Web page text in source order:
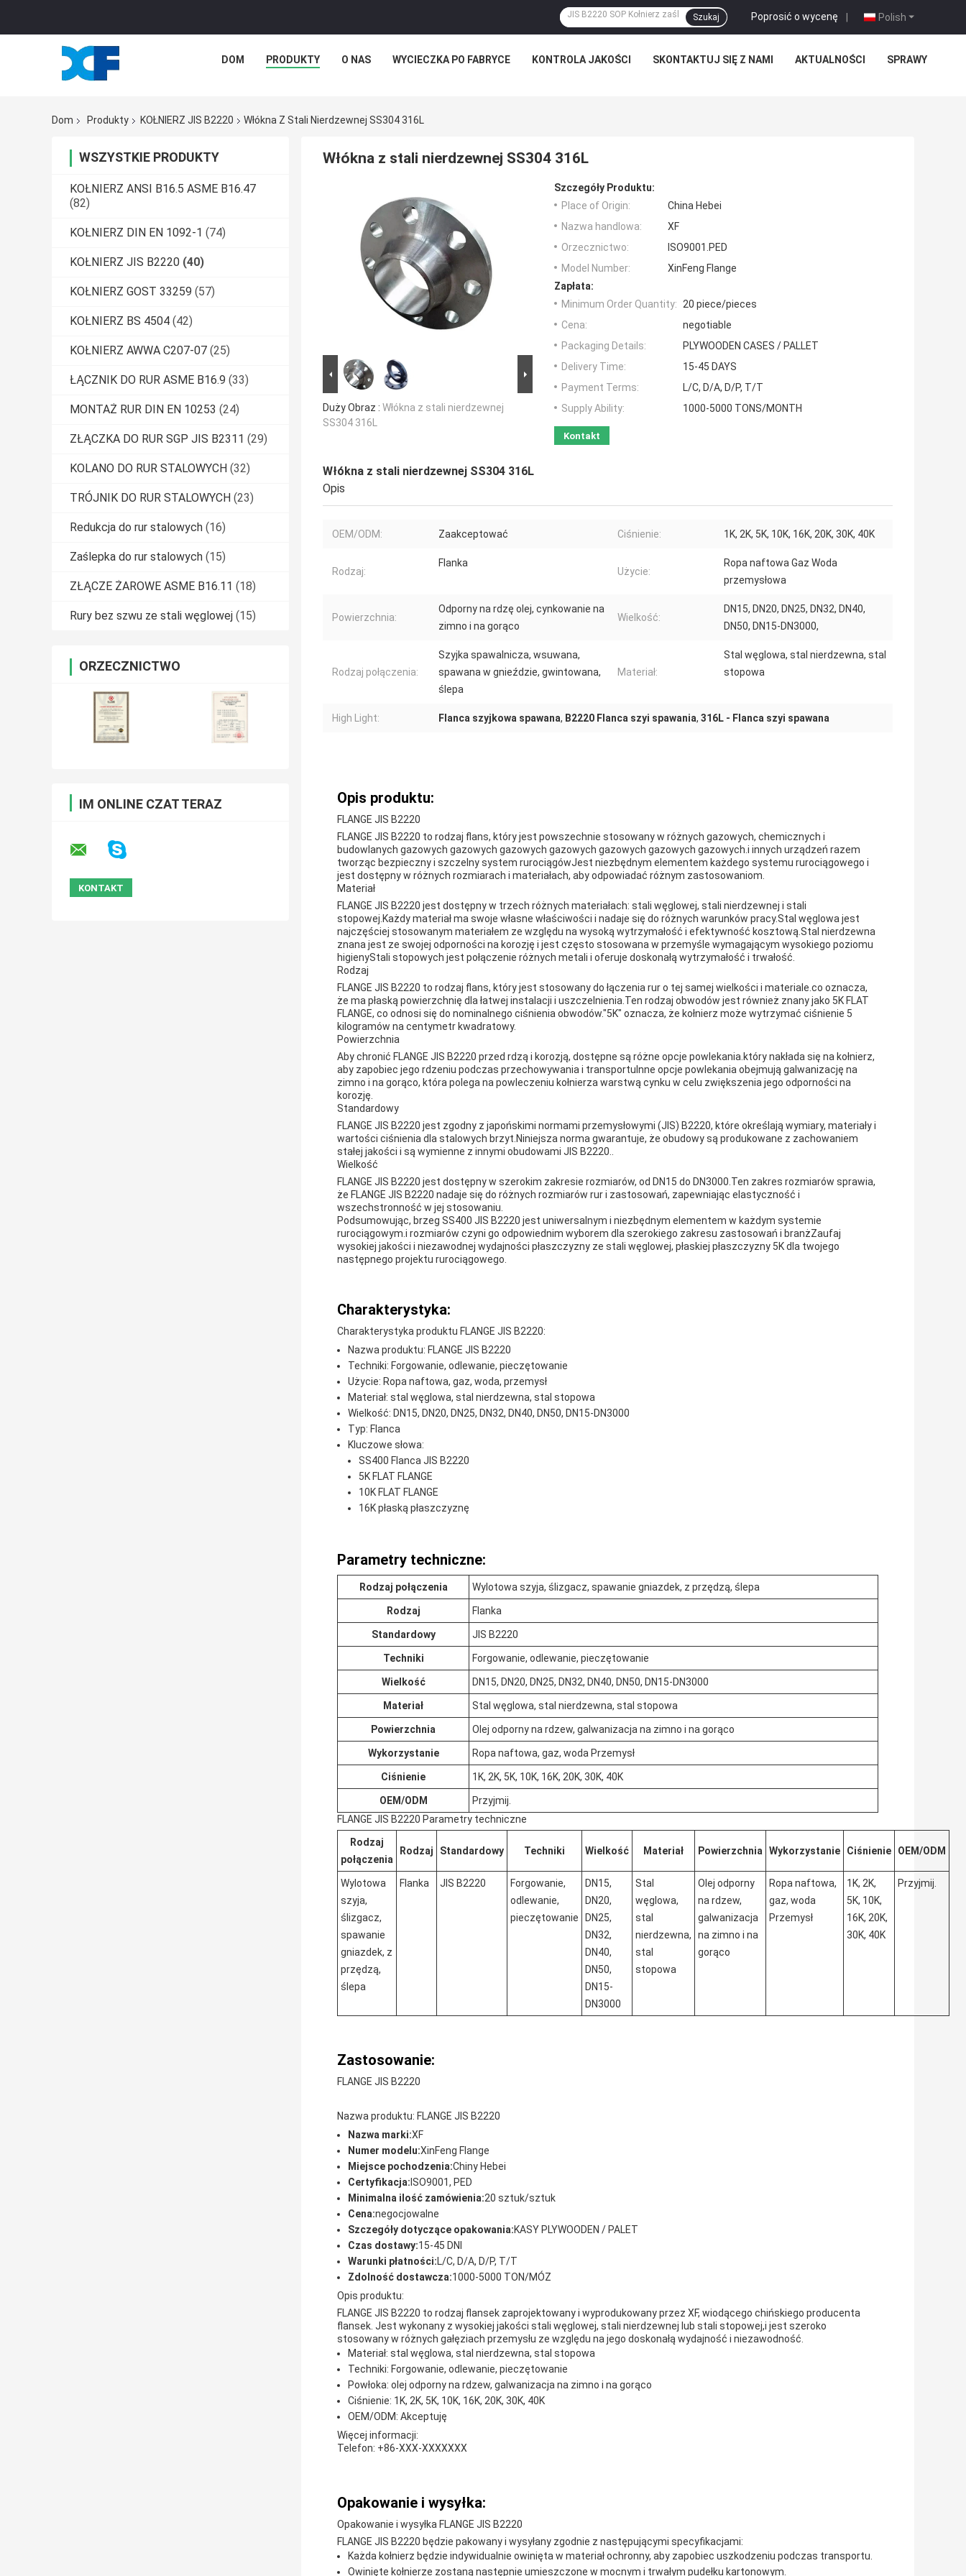
Polish
Poprosić o wycenę |
Szukaj
DOM PRODUKTY O NAS WYCIECZKA PO FABRYCE KONTROLA JAKOŚCI SKONTAKTUJ SIĘ Z NAMI AKTUALNOŚCI SPRAWY
Dom Produkty KOŁNIERZ JIS B2220 Włókna Z Stali Nierdzewnej SS304 316L
WSZYSTKIE PRODUKTY
KOŁNIERZ ANSI B16.5 ASME B16.47
(82)
KOŁNIERZ DIN EN 1092-1 (74)
KOŁNIERZ JIS B2220 (40)
KOŁNIERZ GOST 33259 (57)
KOŁNIERZ BS 4504 (42)
KOŁNIERZ AWWA C207-07 (25)
ŁĄCZNIK DO RUR ASME B16.9 (33)
MONTAŻ RUR DIN EN 10253 (24)
ZŁĄCZKA DO RUR SGP JIS B2311 (29)
KOLANO DO RUR STALOWYCH (32)
TRÓJNIK DO RUR STALOWYCH (23)
Redukcja do rur stalowych (16)
Zaślepka do rur stalowych (15)
ZŁĄCZE ŻAROWE ASME B16.11 (18)
Rury bez szwu ze stali węglowej (15)
ORZECZNICTWO
IM ONLINE CZAT TERAZ
Włókna z stali nierdzewnej SS304 316L
Duży Obraz : Włókna z stali nierdzewnej
SS304 316L
Szczegóły Produktu:
Place of Origin:
China Hebei
Nazwa handlowa:
XF
Orzecznictwo:
ISO9001.PED
Model Number:
XinFeng Flange
Zapłata:
Minimum Order Quantity: 20 piece/pieces
Cena:
negotiable
Packaging Details:
PLYWOODEN CASES / PALLET
Delivery Time:
15-45 DAYS
Payment Terms:
L/C, D/A, D/P, T/T
Supply Ability:
1000-5000 TONS/MONTH
Kontakt
Włókna z stali nierdzewnej SS304 316L
Opis
OEM/ODM: Zaakceptować Ciśnienie: 1K, 2K, 5K, 10K, 16K, 20K, 30K, 40K
Rodzaj:
Flanka
Użycie:
Ropa naftowa Gaz Woda
przemysłowa
Powierzchnia:
Odporny na rdzę olej, cynkowanie na
zimno i na gorąco
Wielkość:
DN15, DN20, DN25, DN32, DN40,
DN50, DN15-DN3000,
Rodzaj połączenia:
Szyjka spawalnicza, wsuwana,
spawana w gnieździe, gwintowana,
ślepa
Materiał:
Stal węglowa, stal nierdzewna, stal
stopowa
High Light: Flanca szyjkowa spawana, B2220 Flanca szyi spawania, 316L - Flanca szyi spawana
Opis produktu:
FLANGE JIS B2220
FLANGE JIS B2220 to rodzaj flans, który jest powszechnie stosowany w różnych gazowych, chemicznych i
budowlanych gazowych gazowych gazowych gazowych gazowych gazowych gazowych.i innych urządzeń razem
tworząc bezpieczny i szczelny system rurociągówJest niezbędnym elementem każdego systemu rurociągowego i
jest dostępny w różnych rozmiarach i materiałach, aby odpowiadać różnym zastosowaniom.
Materiał
FLANGE JIS B2220 jest dostępny w trzech różnych materiałach: stali węglowej, stali nierdzewnej i stali
stopowej.Każdy materiał ma swoje własne właściwości i nadaje się do różnych warunków pracy.Stal węglowa jest
najczęściej stosowanym materiałem ze względu na wysoką wytrzymałość i efektywność kosztową.Stal nierdzewna
znana jest ze swojej odporności na korozję i jest często stosowana w przemyśle wymagającym wysokiego poziomu
higienyStali stopowych jest połączenie różnych metali i oferuje doskonałą wytrzymałość i trwałość.
Rodzaj
FLANGE JIS B2220 to rodzaj flans, który jest stosowany do łączenia rur o tej samej wielkości i materiale.co oznacza,
że ma płaską powierzchnię dla łatwej instalacji i uszczelnienia.Ten rodzaj obwodów jest również znany jako 5K FLAT
FLANGE, co odnosi się do nominalnego ciśnienia obwodów."5K" oznacza, że kołnierz może wytrzymać ciśnienie 5
kilogramów na centymetr kwadratowy.
Powierzchnia
Aby chronić FLANGE JIS B2220 przed rdzą i korozją, dostępne są różne opcje powlekania.który nakłada się na kołnierz,
aby zapobiec jego rdzeniu podczas przechowywania i transportuInne opcje powlekania obejmują galwanizację na
zimno i na gorąco, która polega na powleczeniu kołnierza warstwą cynku w celu zwiększenia jego odporności na
korozję.
Standardowy
FLANGE JIS B2220 jest zgodny z japońskimi normami przemysłowymi (JIS) B2220, które określają wymiary, materiały i
wartości ciśnienia dla stalowych brzyt.Niniejsza norma gwarantuje, że obudowy są produkowane z zachowaniem
stałej jakości i są wymienne z innymi obudowami JIS B2220..
Wielkość
FLANGE JIS B2220 jest dostępny w szerokim zakresie rozmiarów, od DN15 do DN3000.Ten zakres rozmiarów sprawia,
że FLANGE JIS B2220 nadaje się do różnych rozmiarów rur i zastosowań, zapewniając elastyczność i
wszechstronność w jej stosowaniu.
Podsumowując, brzeg SS400 JIS B2220 jest uniwersalnym i niezbędnym elementem w każdym systemie
rurociągowym.i rozmiarów czyni go odpowiednim wyborem dla szerokiego zakresu zastosowań i branżZaufaj
wysokiej jakości i niezawodnej wydajności płaszczyzny ze stali węglowej, płaskiej płaszczyzny 5K dla twojego
następnego projektu rurociągowego.
Charakterystyka:
Charakterystyka produktu FLANGE JIS B2220:
Nazwa produktu: FLANGE JIS B2220
Techniki: Forgowanie, odlewanie, pieczętowanie
Użycie: Ropa naftowa, gaz, woda, przemysł
Materiał: stal węglowa, stal nierdzewna, stal stopowa
Wielkość: DN15, DN20, DN25, DN32, DN40, DN50, DN15-DN3000
Typ: Flanca
Kluczowe słowa:
SS400 Flanca JIS B2220
5K FLAT FLANGE
10K FLAT FLANGE
16K płaską płaszczyznę
Parametry techniczne:
Rodzaj połączenia Wylotowa szyja, ślizgacz, spawanie gniazdek, z przędzą, ślepa
Rodzaj Flanka
Standardowy JIS B2220
Techniki Forgowanie, odlewanie, pieczętowanie
Wielkość DN15, DN20, DN25, DN32, DN40, DN50, DN15-DN3000
Materiał Stal węglowa, stal nierdzewna, stal stopowa
Powierzchnia Olej odporny na rdzew, galwanizacja na zimno i na gorąco
Wykorzystanie Ropa naftowa, gaz, woda Przemysł
Ciśnienie 1K, 2K, 5K, 10K, 16K, 20K, 30K, 40K
OEM/ODM
Przyjmij.
FLANGE JIS B2220 Parametry techniczne
Rodzaj
połączenia
Rodzaj Standardowy Techniki Wielkość Materiał Powierzchnia Wykorzystanie Ciśnienie OEM/ODM
Wylotowa
szyja,
ślizgacz,
spawanie
gniazdek, z
przędzą,
ślepa
Flanka JIS B2220
Forgowanie,
odlewanie,
pieczętowanie
DN15,
DN20,
DN25,
DN32,
DN40,
DN50,
DN15-
DN3000
Stal
węglowa,
stal
nierdzewna,
stal
stopowa
Olej odporny
na rdzew,
galwanizacja
na zimno i na
gorąco
Ropa naftowa,
gaz, woda
Przemysł
1K, 2K,
5K, 10K,
16K, 20K,
30K, 40K
Przyjmij.
Zastosowanie:
FLANGE JIS B2220
Nazwa produktu: FLANGE JIS B2220
Nazwa marki:XF
Numer modelu:XinFeng Flange
Miejsce pochodzenia:Chiny Hebei
Certyfikacja: ISO9001, PED
Minimalna ilość zamówienia:20 sztuk/sztuk
Cena:negocjowalne
Szczegóły dotyczące opakowania:KASY PLYWOODEN / PALET
Czas dostawy:15-45 DNI
Warunki płatności:L/C, D/A, D/P, T/T
Zdolność dostawcza:1000-5000 TON/MÓZ
Opis produktu:
FLANGE JIS B2220 to rodzaj flansek zaprojektowany i wyprodukowany przez XF, wiodącego chińskiego producenta
flansek. Jest wykonany z wysokiej jakości stali węglowej, stali nierdzewnej lub stali stopowej,i jest szeroko
stosowany w różnych gałęziach przemysłu ze względu na jego doskonałą wydajność i niezawodność.
Materiał: stal węglowa, stal nierdzewna, stal stopowa
Techniki: Forgowanie, odlewanie, pieczętowanie
Powłoka: olej odporny na rdzew, galwanizacja na zimno i na gorąco
Ciśnienie: 1K, 2K, 5K, 10K, 16K, 20K, 30K, 40K
OEM/ODM: Akceptuję
Więcej informacji:
Telefon: +86-XXX-XXXXXXX
Opakowanie i wysyłka:
Opakowanie i wysyłka FLANGE JIS B2220
FLANGE JIS B2220 będzie pakowany i wysyłany zgodnie z następującymi specyfikacjami:
Każda kołnierz będzie indywidualnie owinięta w materiał ochronny, aby zapobiec uszkodzeniu podczas transportu.
Owinięte kołnierze zostaną następnie umieszczone w mocnym i trwałym pudełku kartonowym.